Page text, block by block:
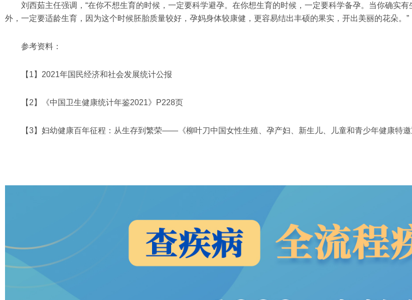
刘西茹主任强调，“在你不想生育的时候，一定要科学避孕。在你想生育的时候，一定要科学备孕。当你确实
外，一定要适龄生育，因为这个时候胚胎质量较好，孕妈身体较康健，更容易结出丰硕的果实，开出美丽的花朵。”
参考资料：
【1】2021年国民经济和社会发展统计公报
【2】《中国卫生健康统计年鉴2021》P228页
【3】妇幼健康百年征程：从生存到繁荣——《柳叶刀中国女性生殖、孕产妇、新生儿、儿童和青少年健康特